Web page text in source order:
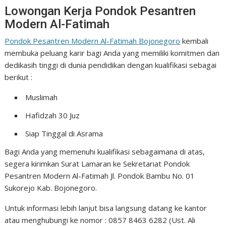
Lowongan Kerja Pondok Pesantren
Modern Al-Fatimah
Pondok Pesantren Modern Al-Fatimah Bojonegoro kembali
membuka peluang karir bagi Anda yang memiliki komitmen dan
dedikasih tinggi di dunia pendidikan dengan kualifikasi sebagai
berikut :
Muslimah
Hafidzah 30 Juz
Siap Tinggal di Asrama
Bagi Anda yang memenuhi kualifikasi sebagaimana di atas,
segera kirimkan Surat Lamaran ke Sekretariat Pondok
Pesantren Modern Al-Fatimah Jl. Pondok Bambu No. 01
Sukorejo Kab. Bojonegoro.
Untuk informasi lebih lanjut bisa langsung datang ke kantor
atau menghubungi ke nomor : 0857 8463 6282 (Ust. Ali